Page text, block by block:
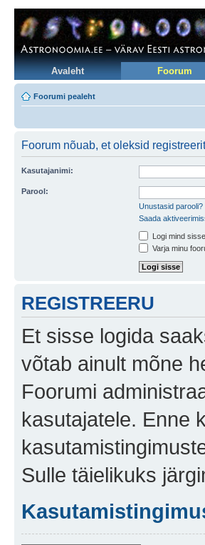
Avaleht Foorum
Foorumi pealeht
Foorum nõuab, et oleksid
Kasutajanimi:
Parool:
Unustasid parooli?
Saada
Logi mind
Varja minu
REGISTREERU
Et sisse logida
võtab ainult mõne
Foorumi
kasutajatele. Enne
Sulle täielikuks